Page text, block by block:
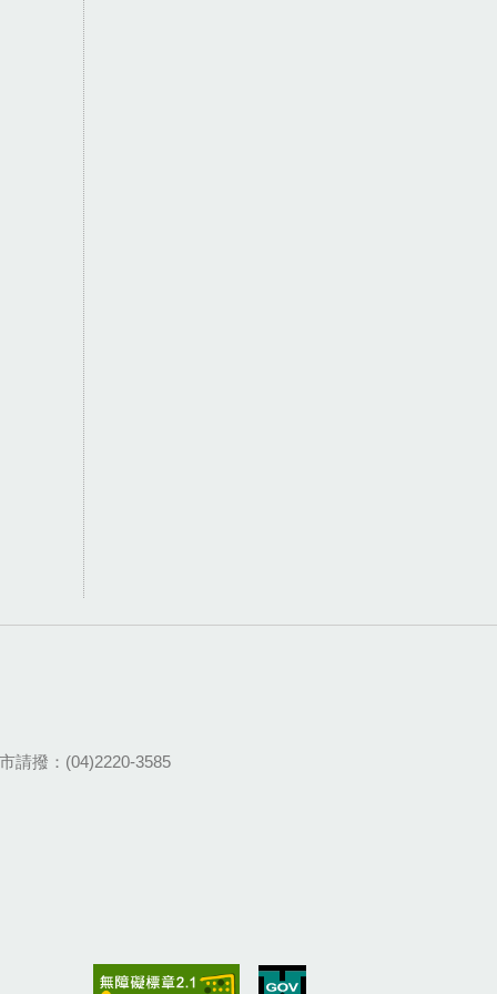
請撥：(04)2220-3585